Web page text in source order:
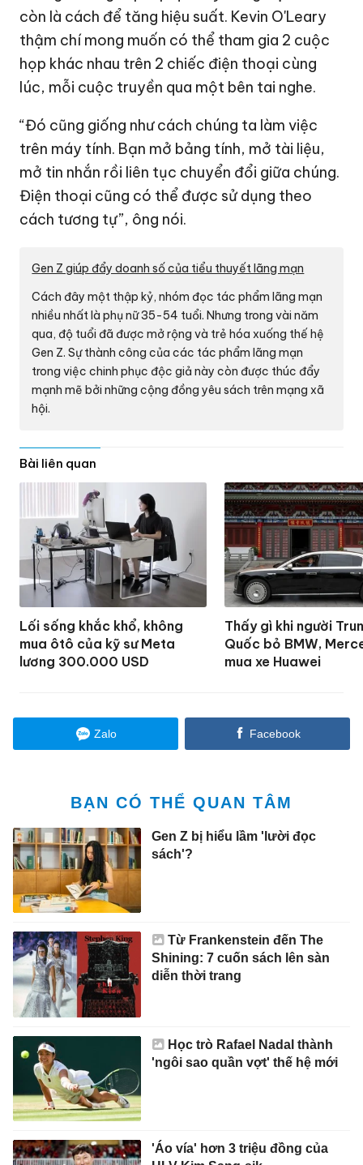
còn là cách để tăng hiệu suất. Kevin O'Leary
thậm chí mong muốn có thể tham gia 2 cuộc
họp khác nhau trên 2 chiếc điện thoại cùng
lúc, mỗi cuộc truyền qua một bên tai nghe.
“Đó cũng giống như cách chúng ta làm việc
trên máy tính. Bạn mở bảng tính, mở tài liệu,
mở tin nhắn rồi liên tục chuyển đổi giữa chúng.
Điện thoại cũng có thể được sử dụng theo
cách tương tự”, ông nói.
Gen Z giúp đẩy doanh số của tiểu thuyết lãng mạn
Cách đây một thập kỷ, nhóm đọc tác phẩm lãng mạn
nhiều nhất là phụ nữ 35-54 tuổi. Nhưng trong vài năm
qua, độ tuổi đã được mở rộng và trẻ hóa xuống thế hệ
Gen Z. Sự thành công của các tác phẩm lãng mạn
trong việc chinh phục độc giả này còn được thúc đẩy
mạnh mẽ bởi những cộng đồng yêu sách trên mạng xã
hội.
Bài liên quan
Lối sống khắc khổ, không
mua ôtô của kỹ sư Meta
lương 300.000 USD
Thấy gì khi người
Quốc bỏ BMW,
mua xe Huawei
Zalo Facebook
BẠN CÓ THỂ QUAN TÂM
Gen Z bị hiểu lầm 'lười đọc
sách'?
Từ Frankenstein đến The
Shining: 7 cuốn sách lên sàn
diễn thời trang
Học trò Rafael Nadal thành
'ngôi sao quần vợt' thế hệ mới
'Áo vía' hơn 3 triệu đồng của